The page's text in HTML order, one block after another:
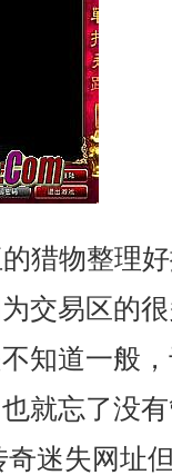
猎物整理
交易区的
知道一般
就忘了没
迷失网址